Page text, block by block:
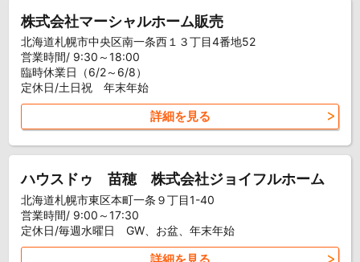
株式会社マーシャルホーム販売
北海道札幌市中央区南一条西１３丁目4番地52
営業時間/ 9:30～18:00
臨時休業日（6/2～6/8）
定休日/土日祝 年末年始
詳細を見る
ハウスドゥ 苗穂 株式会社ジョイフルホーム
北海道札幌市東区本町一条９丁目1-40
営業時間/ 9:00～17:30
定休日/毎週水曜日 GW、お盆、年末年始
詳細を見る